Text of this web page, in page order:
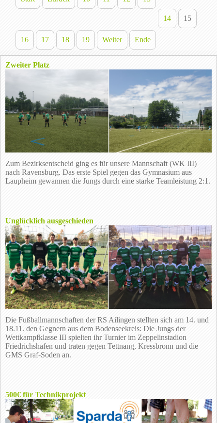
14 15
16 17 18 19 Weiter Ende
Zweiter Platz
Zum Bezirksentscheid ging es für unsere Mannschaft (WK III)
nach Ravensburg. Das erste Spiel gegen das Gymnasium aus
Laupheim gewannen die Jungs durch eine starke Teamleistung 2:1.
Unglücklich ausgeschieden
Die Fußballmannschaften der RS Ailingen stellten sich am 14. und
18.11. den Gegnern aus dem Bodenseekreis: Die Jungs der
Wettkampfklasse III spielten ihr Turnier im Zeppelinstadion
Friedrichshafen und traten gegen Tettnang, Kressbronn und die
GMS Graf-Soden an.
500€ für Technikprojekt